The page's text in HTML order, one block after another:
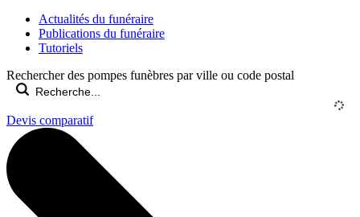
Actualités du funéraire
Publications du funéraire
Tutoriels
Rechercher des pompes funèbres par ville ou code postal
Devis comparatif